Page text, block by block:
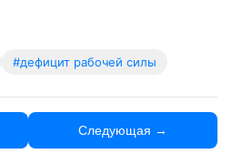
#дефицит рабочей силы
Следующая →